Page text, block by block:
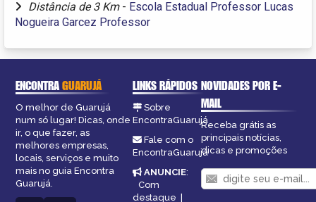
Distância de 3 Km - Escola Estadual Professor Lucas
Nogueira Garcez Professor
ENCONTRAGUARUJÁ
O melhor de Guarujá
num só lugar! Dicas, onde
ir, o que fazer, as
melhores empresas,
locais, serviços e muito
mais no guia Encontra
Guarujá.
LINKS RÁPIDOS
Sobre
EncontraGuarujá
Fale com o
EncontraGuarujá
ANUNCIE:
Com
destaque |
NOVIDADES POR E-
MAIL
Receba grátis as
principais notícias,
dicas e promoções